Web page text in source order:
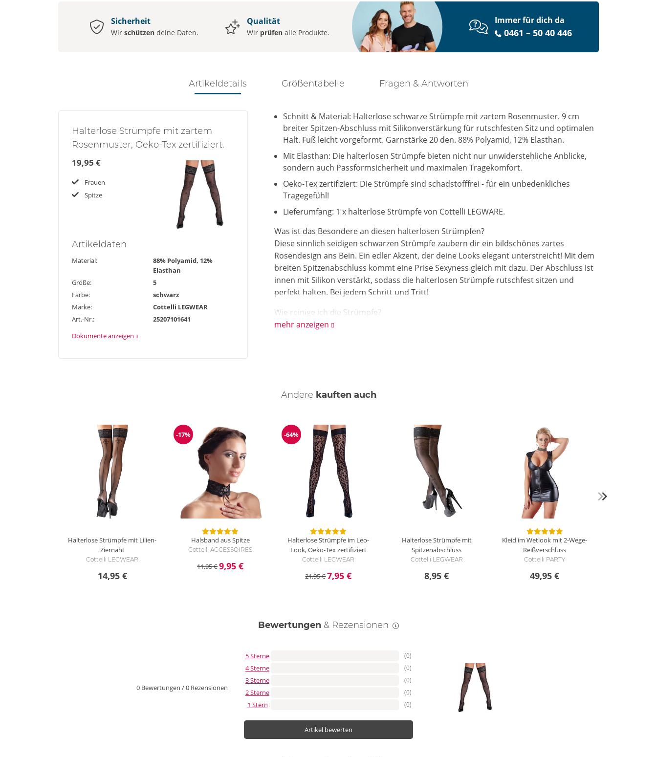
Sicherheit
Wir schützen deine Daten.
Qualität
Wir prüfen alle Produkte.
Immer für dich da
0461 – 50 40 446
Artikeldetails Größentabelle Fragen & Antworten
Halterlose Strümpfe mit zartem
Rosenmuster, Oeko-Tex zertifiziert.
19,95 €
Frauen
Spitze
Artikeldaten
Material:
88% Polyamid, 12%
Elasthan
Größe:
5
Farbe:
schwarz
Marke:
Cottelli LEGWEAR
Art.-Nr.:
25207101641
Dokumente anzeigen
Schnitt & Material: Halterlose schwarze Strümpfe mit zartem Rosenmuster. 9 cm
breiter Spitzen-Abschluss mit Silikonverstärkung für rutschfesten Sitz und optimalen
Halt. Fuß leicht vorgeformt. Garnstärke 20 den. 88% Polyamid, 12% Elasthan.
Mit Elasthan: Die halterlosen Strümpfe bieten nicht nur unwiderstehliche Anblicke,
sondern auch Passformsicherheit und maximalen Tragekomfort.
Oeko-Tex zertifiziert: Die Strümpfe sind schadstofffrei - für ein unbedenkliches
Tragegefühl!
Lieferumfang: 1 x halterlose Strümpfe von Cottelli LEGWARE.
Was ist das Besondere an diesen halterlosen Strümpfen?
Diese sinnlich seidigen schwarzen Strümpfe zaubern dir ein bildschönes zartes
Rosendesign ans Bein. Ein edler Akzent, der deine Looks elegant unterstreicht! Mit dem
breiten Spitzenabschluss kommt eine Prise Sexyness gleich mit dazu. Der Abschluss ist
innen mit Silikon verstärkt, sodass die halterlosen Strümpfe rutschfest sitzen und
perfekt halten. Bei jedem Schritt und Tritt!
Wie reinige ich die Strümpfe?
Reinige die Strümpfe mit einer schonenden Handwäsche mit Feinwaschmittel.
mehr anzeigen
Andere kauften auch
Halterlose Strümpfe mit Lilien-
Ziernaht
Cottelli LEGWEAR
14,95 €
Reduzierung
-17%
Halsband aus Spitze
Cottelli ACCESSOIRES
11,95 €9,95 €
Reduzierung
-64%
Halterlose Strümpfe im Leo-
Look, Oeko-Tex zertifiziert
Cottelli LEGWEAR
21,95 €7,95 €
Halterlose Strümpfe mit
Spitzenabschluss
Cottelli LEGWEAR
8,95 €
Kleid im Wetlook mit 2-Wege-
Reißverschluss
Cottelli PARTY
49,95 €
Bewertungen & Rezensionen
0 Bewertungen /0 Rezensionen
5 Sterne (0)
4 Sterne (0)
3 Sterne (0)
2 Sterne (0)
1 Stern (0)
Artikel bewerten